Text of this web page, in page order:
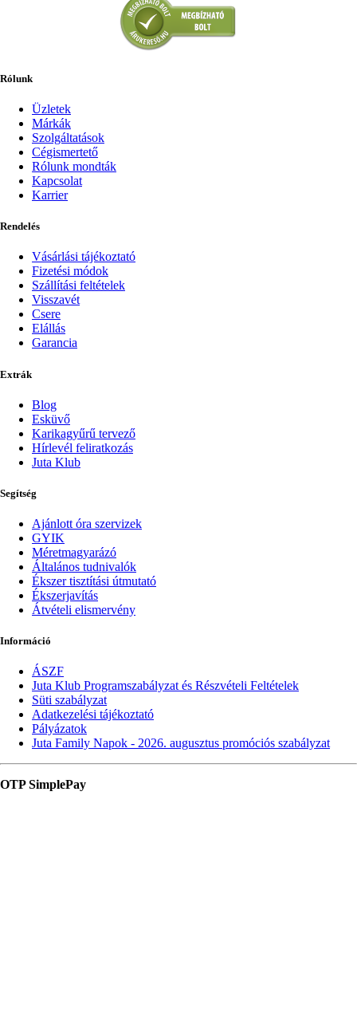
Rólunk
Üzletek
Márkák
Szolgáltatások
Cégismertető
Rólunk mondták
Kapcsolat
Karrier
Rendelés
Vásárlási tájékoztató
Fizetési módok
Szállítási feltételek
Visszavét
Csere
Elállás
Garancia
Extrák
Blog
Esküvő
Karikagyűrű tervező
Hírlevél feliratkozás
Juta Klub
Segítség
Ajánlott óra szervizek
GYIK
Méretmagyarázó
Általános tudnivalók
Ékszer tisztítási útmutató
Ékszerjavítás
Átvételi elismervény
Információ
ÁSZF
Juta Klub Programszabályzat és Részvételi Feltételek
Süti szabályzat
Adatkezelési tájékoztató
Pályázatok
Juta Family Napok - 2026. augusztus promóciós szabályzat
OTP SimplePay